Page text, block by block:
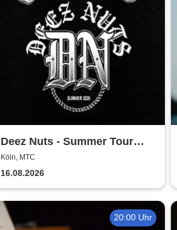
Deez Nuts - Summer Tour
2026
Köln, MTC
16.08.2026
20:00 Uhr